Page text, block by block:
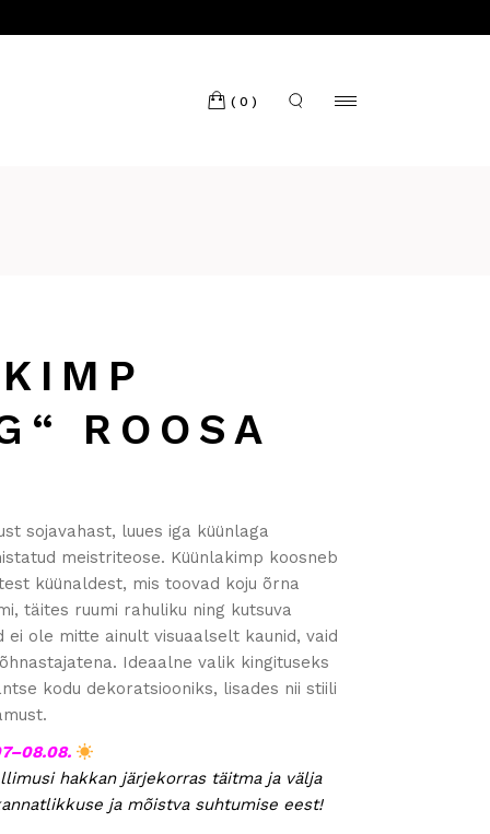
(0)
ROOSA
sojavahast, luues iga küünlaga
meistriteose. Küünlakimp koosneb
küünaldest, mis toovad koju õrna
täites ruumi rahuliku ning kutsuva
ei ole mitte ainult visuaalselt kaunid, vaid
Ideaalne valik kingituseks
kodu dekoratsiooniks, lisades nii stiili
hakkan järjekorras täitma ja välja
ja mõistva suhtumise eest!